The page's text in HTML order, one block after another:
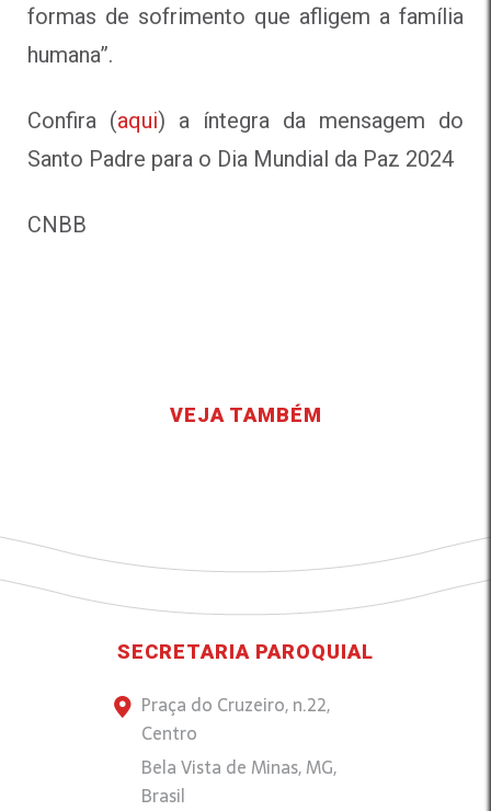
formas de sofrimento que afligem a família
humana”.
Confira (aqui) a íntegra da mensagem do
Santo Padre para o Dia Mundial da Paz 2024
CNBB
VEJA TAMBÉM
SECRETARIA PAROQUIAL
Praça do Cruzeiro, n.22,
Centro
Bela Vista de Minas, MG,
Brasil